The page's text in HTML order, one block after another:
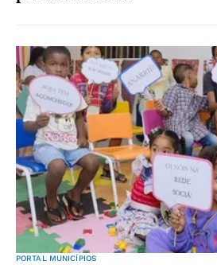
PORTAL MUNICÍPIOS